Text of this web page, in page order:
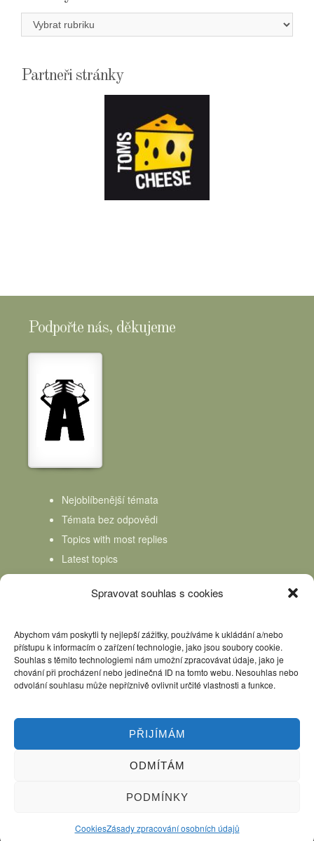
Spravovat souhlas s cookies
Abychom vám poskytli ty nejlepší zážitky, používáme k ukládání a/nebo
přístupu k informacím o zařízení technologie, jako jsou soubory cookie.
Souhlas s těmito technologiemi nám umožní zpracovávat údaje, jako je
chování při procházení nebo jedinečná ID na tomto webu. Nesouhlas nebo
odvolání souhlasu může nepříznivě ovlivnit určité vlastnosti a funkce.
PŘIJÍMÁM
ODMÍTÁM
PODMÍNKY
CookiesZásady zpracování osobních údajů
Rubriky
Partneři stránky
Podpořte nás, děkujeme
Nejoblíbenější témata
Témata bez odpovědi
Topics with most replies
Latest topics
Topics Freshness
Kniha Domácí mlékař Nápověda